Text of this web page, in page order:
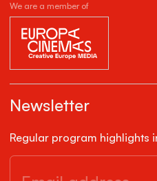
We are a member of
Newsletter
Regular program highlights